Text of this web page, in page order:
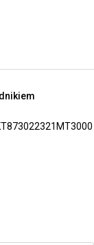
22321MT3000